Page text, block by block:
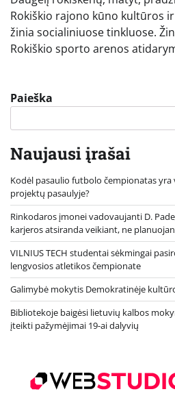
Rokiškio rajono kūno kultūros
žinia socialiniuose tinkluose.
Rokiškio sporto arenos
Paieška
Naujausi įrašai
Kodėl pasaulio futbolo čempionatas yra
projektų pasaulyje?
Rinkodaros įmonei vadovaujanti D.
karjeros atsiranda veikiant, ne
VILNIUS TECH studentai sėkmingai
lengvosios atletikos čempionate
Galimybė mokytis Demokratinėje
Bibliotekoje baigėsi lietuvių kalbos
įteikti pažymėjimai 19-ai dalyvių